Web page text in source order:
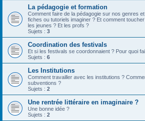
La pédagogie et formation
Comment faire de la pédagogie sur nos genres
fiches ou tutoriels imaginer ? Et comment
les jeunes ? Et les profs ?
Sujets : 3
Coordination des festivals
Et si les festivals se coordonnaient ? Pour quoi
Sujets : 6
Les Institutions
Comment travailler avec les institutions ?
subventions ?
Sujets : 2
Une rentrée littéraire en imaginaire ?
Une bonne idée ?
Sujets : 2